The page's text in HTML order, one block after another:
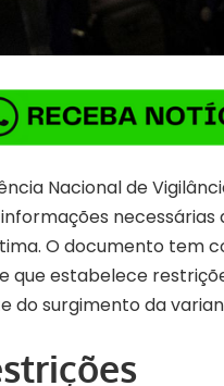
Nacional de
O documento tem
que estabelece
do surgimento da